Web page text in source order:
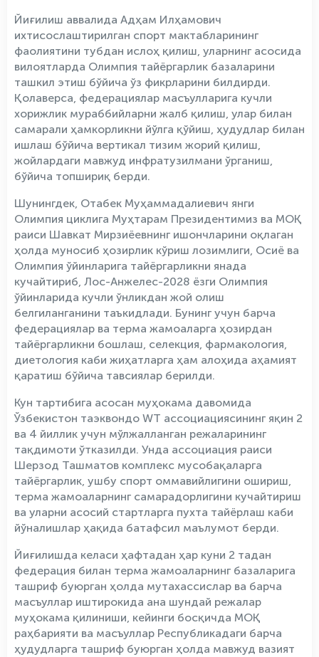
Йиғилиш аввалида Адҳам Илҳамович
ихтисослаштирилган спорт мактабларининг
фаолиятини тубдан ислоҳ қилиш, уларнинг асосида
вилоятларда Олимпия тайёргарлик базаларини
ташкил этиш бўйича ўз фикрларини билдирди.
Қолаверса, федерациялар масъулларига кучли
хорижлик мураббийларни жалб қилиш, улар билан
самарали ҳамкорликни йўлга қўйиш, ҳудудлар билан
ишлаш бўйича вертикал тизим жорий қилиш,
жойлардаги мавжуд инфратузилмани ўрганиш,
бўйича топшириқ берди.
Шунингдек, Отабек Муҳаммадалиевич янги
Олимпия циклига Муҳтарам Президентимиз ва МОҚ
раиси Шавкат Мирзиёевнинг ишончларини оқлаган
ҳолда муносиб ҳозирлик кўриш лозимлиги, Осиё ва
Олимпия ўйинларига тайёргарликни янада
кучайтириб, Лос-Анжелес-2028 ёзги Олимпия
ўйинларида кучли ўнликдан жой олиш
белгиланганини таъкидлади. Бунинг учун барча
федерациялар ва терма жамоаларга ҳозирдан
тайёргарликни бошлаш, селекция, фармакология,
диетология каби жиҳатларга ҳам алоҳида аҳамият
қаратиш бўйича тавсиялар берилди.
Кун тартибига асосан муҳокама давомида
Ўзбекистон таэквондо WT ассоциациясининг яқин 2
ва 4 йиллик учун мўлжалланган режаларининг
тақдимоти ўтказилди. Унда ассоциация раиси
Шерзод Ташматов комплекс мусобақаларга
тайёргарлик, ушбу спорт оммавийлигини ошириш,
терма жамоаларнинг самарадорлигини кучайтириш
ва уларни асосий стартларга пухта тайёрлаш каби
йўналишлар ҳақида батафсил маълумот берди.
Йиғилишда келаси ҳафтадан ҳар куни 2 тадан
федерация билан терма жамоаларнинг базаларига
ташриф буюрган ҳолда мутахассислар ва барча
масъуллар иштирокида ана шундай режалар
муҳокама қилиниши, кейинги босқичда МОҚ
раҳбарияти ва масъуллар Республикадаги барча
ҳудудларга ташриф буюрган ҳолда мавжуд вазият